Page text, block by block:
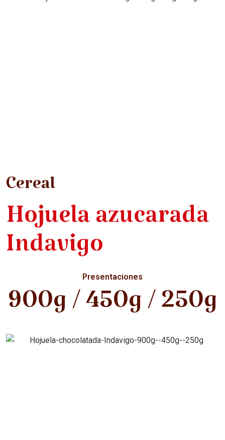
Cereal
Hojuela azucarada
Indavigo
Presentaciones
900g / 450g / 250g